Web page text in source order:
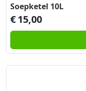
Soepketel 10L
€15,00